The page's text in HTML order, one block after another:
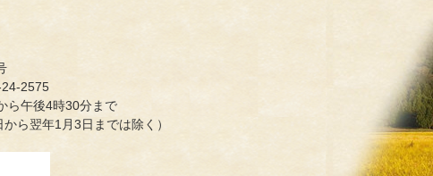
2575
ら午後4時30分まで
ら翌年1月3日までは除く）